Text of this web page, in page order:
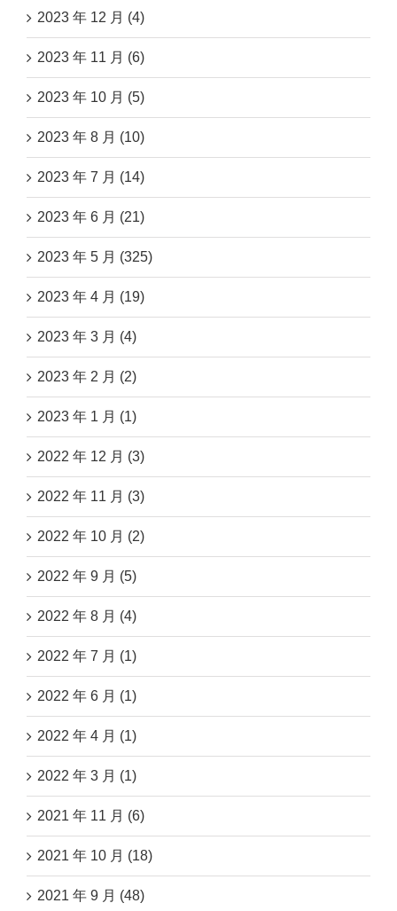
2023 年 12 月 (4)
2023 年 11 月 (6)
2023 年 10 月 (5)
2023 年 8 月 (10)
2023 年 7 月 (14)
2023 年 6 月 (21)
2023 年 5 月 (325)
2023 年 4 月 (19)
2023 年 3 月 (4)
2023 年 2 月 (2)
2023 年 1 月 (1)
2022 年 12 月 (3)
2022 年 11 月 (3)
2022 年 10 月 (2)
2022 年 9 月 (5)
2022 年 8 月 (4)
2022 年 7 月 (1)
2022 年 6 月 (1)
2022 年 4 月 (1)
2022 年 3 月 (1)
2021 年 11 月 (6)
2021 年 10 月 (18)
2021 年 9 月 (48)